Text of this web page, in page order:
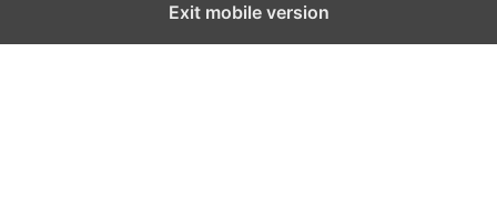
Exit mobile version